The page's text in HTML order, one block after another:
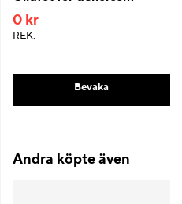
0 kr
REK.
Bevaka
Andra köpte även